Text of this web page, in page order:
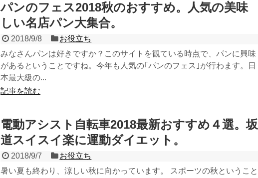
パンのフェス2018秋のおすすめ。人気の美味
しい名店パン大集合。
2018/9/8
お役立ち
みなさんパンは好きですか？このサイトを観ている時点で、パンに興味
があるということですね。今年も人気の｢パンのフェス｣が行わます。日
本最大級の...
記事を読む
電動アシスト自転車2018最新おすすめ４選。坂
道スイスイ楽に運動ダイエット。
2018/9/7
お役立ち
暑い夏も終わり、涼しい秋に向かっています。 スポーツの秋ということ